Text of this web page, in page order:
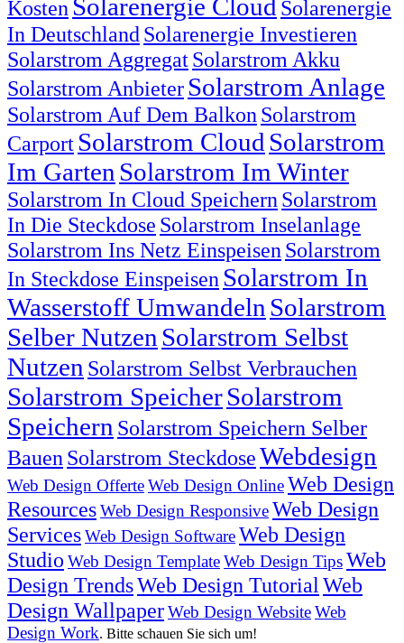
Kosten Solarenergie Cloud Solarenergie
In Deutschland Solarenergie Investieren
Solarstrom AggregatSolarstrom Akku
Solarstrom Anbieter Solarstrom Anlage
Solarstrom Auf Dem Balkon Solarstrom
Carport Solarstrom Cloud Solarstrom
Im Garten Solarstrom Im Winter
Solarstrom In Cloud Speichern Solarstrom
In Die Steckdose Solarstrom Inselanlage
Solarstrom Ins Netz Einspeisen Solarstrom
In Steckdose Einspeisen Solarstrom In
Wasserstoff Umwandeln Solarstrom
Selber Nutzen Solarstrom Selbst
Nutzen Solarstrom Selbst Verbrauchen
Solarstrom SpeicherSolarstrom
Speichern Solarstrom Speichern Selber
Bauen Solarstrom SteckdoseWebdesign
Web Design OfferteWeb Design OnlineWeb Design
ResourcesWeb Design ResponsiveWeb Design
ServicesWeb Design SoftwareWeb Design
Studio Web Design TemplateWeb Design TipsWeb
Design TrendsWeb Design Tutorial Web
Design WallpaperWeb Design WebsiteWeb
Design Work. Bitte schauen Sie sich um!